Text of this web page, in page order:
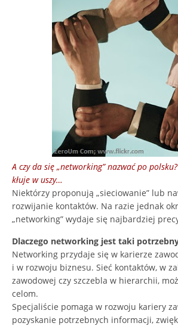
A czy da się „networking” nazwać po
kłuje w uszy…
Niektórzy proponują „sieciowanie” lub
rozwijanie kontaktów. Na razie jednak
„networking” wydaje się najbardziej
Dlaczego networking jest taki
Networking przydaje się w karierze
i w rozwoju biznesu. Sieć kontaktów, w
zawodowej czy szczebla w hierarchii,
celom.
Specjaliście pomaga w rozwoju kariery
pozyskanie potrzebnych informacji,